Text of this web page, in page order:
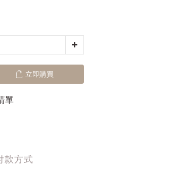
立即購買
單
款方式